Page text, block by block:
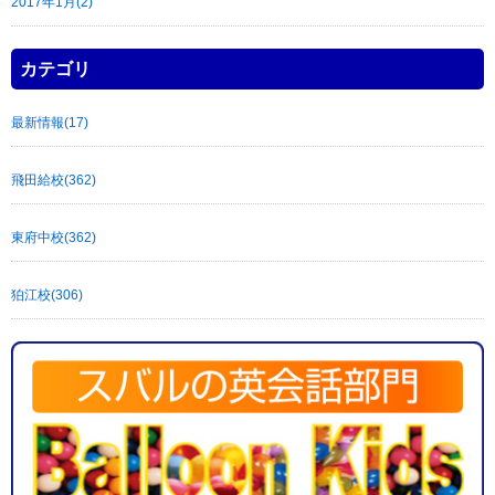
カテゴリ
最新情報(17)
飛田給校(362)
東府中校(362)
狛江校(306)